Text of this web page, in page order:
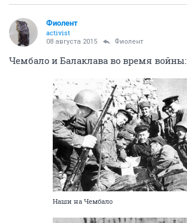
Фиолент
activist
08 августа 2015 Фиолент
Чембало и Балаклава во время войны:
Наши на Чембало